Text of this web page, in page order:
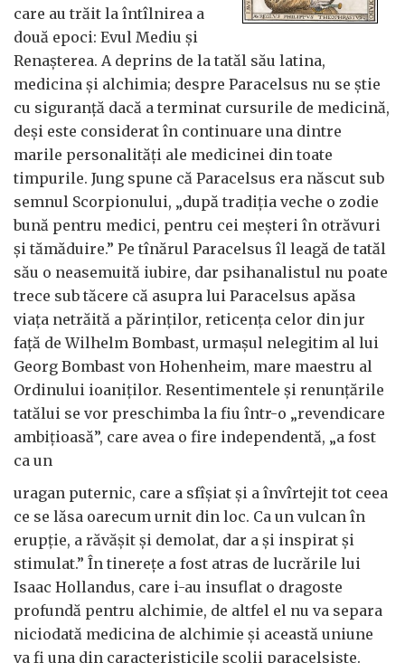
care au trăit la întîlnirea a
două epoci: Evul Mediu şi
Renaşterea. A deprins de la tatăl său latina,
medicina şi alchimia; despre Paracelsus nu se ştie
cu siguranţă dacă a terminat cursurile de medicină,
deşi este considerat în continuare una dintre
marile personalităţi ale medicinei din toate
timpurile. Jung spune că Paracelsus era născut sub
semnul Scorpionului, „după tradiţia veche o zodie
bună pentru medici, pentru cei meşteri în otrăvuri
şi tămăduire.” Pe tînărul Paracelsus îl leagă de tatăl
său o neasemuită iubire, dar psihanalistul nu poate
trece sub tăcere că asupra lui Paracelsus apăsa
viaţa netrăită a părinţilor, reticenţa celor din jur
faţă de Wilhelm Bombast, urmaşul nelegitim al lui
Georg Bombast von Hohenheim, mare maestru al
Ordinului ioaniţilor. Resentimentele şi renunţările
tatălui se vor preschimba la fiu într-o „revendicare
ambiţioasă”, care avea o fire independentă, „a fost
ca un
uragan puternic, care a sfîşiat şi a învîrtejit tot ceea
ce se lăsa oarecum urnit din loc. Ca un vulcan în
erupţie, a răvăşit şi demolat, dar a şi inspirat şi
stimulat.” În tinereţe a fost atras de lucrările lui
Isaac Hollandus, care i-au insuflat o dragoste
profundă pentru alchimie, de altfel el nu va separa
niciodată medicina de alchimie şi această uniune
va fi una din caracteristicile şcolii paracelsiste.